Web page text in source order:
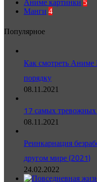
Аниме картинки 5
Манги 4
Популярное
Как смотреть
порядку
08.11.2021
17 самых
08.11.2021
Реинкарнация
другом мире (2021)
24.02.2022